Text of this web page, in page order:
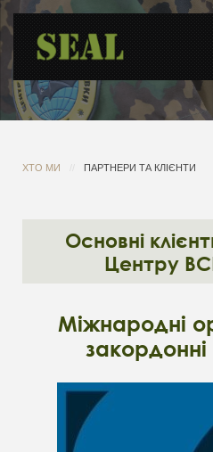
ХТО МИ ПАРТНЕРИ ТА КЛІЄНТИ
Основні
Центру
Міжнародні